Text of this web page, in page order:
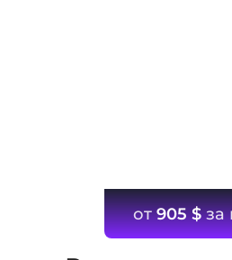
от905 $за